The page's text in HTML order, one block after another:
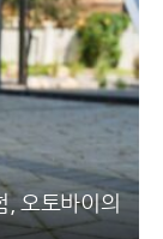
, 오토바이의